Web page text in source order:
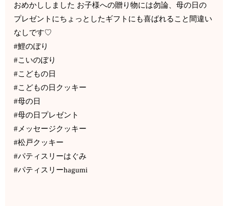
おめかししました お子様への贈り物には勿論、母の日の
プレゼントにちょっとしたギフトにも喜ばれること間違い
なしです♡
#鯉のぼり
#こいのぼり
#こどもの日
#こどもの日クッキー
#母の日
#母の日プレゼント
#メッセージクッキー
#松戸クッキー
#パティスリーはぐみ
#パティスリーhagumi